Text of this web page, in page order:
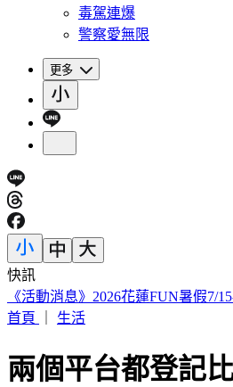
毒駕連爆
警察愛無限
更多
快訊
《活動消息》2026花蓮FUN暑假7/
首頁
生活
兩個平台都登記